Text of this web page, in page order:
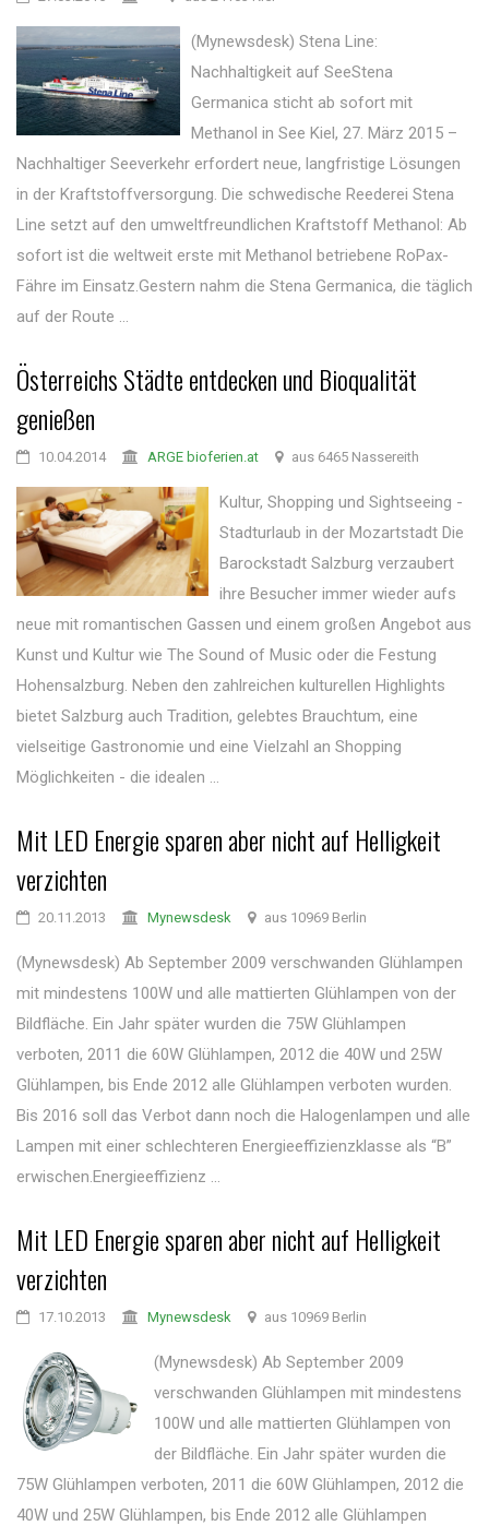
(Mynewsdesk) Stena Line:
Nachhaltigkeit auf SeeStena
Germanica sticht ab sofort mit
Methanol in See Kiel, 27. März 2015 –
Nachhaltiger Seeverkehr erfordert neue, langfristige Lösungen
in der Kraftstoffversorgung. Die schwedische Reederei Stena
Line setzt auf den umweltfreundlichen Kraftstoff Methanol: Ab
sofort ist die weltweit erste mit Methanol betriebene RoPax-
Fähre im Einsatz.Gestern nahm die Stena Germanica, die täglich
auf der Route ...
Österreichs Städte entdecken und Bioqualität
genießen
10.04.2014 ARGE bioferien.at aus 6465 Nassereith
Kultur, Shopping und Sightseeing -
Stadturlaub in der Mozartstadt Die
Barockstadt Salzburg verzaubert
ihre Besucher immer wieder aufs
neue mit romantischen Gassen und einem großen Angebot aus
Kunst und Kultur wie The Sound of Music oder die Festung
Hohensalzburg. Neben den zahlreichen kulturellen Highlights
bietet Salzburg auch Tradition, gelebtes Brauchtum, eine
vielseitige Gastronomie und eine Vielzahl an Shopping
Möglichkeiten - die idealen ...
Mit LED Energie sparen aber nicht auf Helligkeit
verzichten
20.11.2013 Mynewsdesk aus 10969 Berlin
(Mynewsdesk) Ab September 2009 verschwanden Glühlampen
mit mindestens 100W und alle mattierten Glühlampen von der
Bildfläche. Ein Jahr später wurden die 75W Glühlampen
verboten, 2011 die 60W Glühlampen, 2012 die 40W und 25W
Glühlampen, bis Ende 2012 alle Glühlampen verboten wurden.
Bis 2016 soll das Verbot dann noch die Halogenlampen und alle
Lampen mit einer schlechteren Energieeffizienzklasse als “B”
erwischen.Energieeffizienz ...
Mit LED Energie sparen aber nicht auf Helligkeit
verzichten
17.10.2013 Mynewsdesk aus 10969 Berlin
(Mynewsdesk) Ab September 2009
verschwanden Glühlampen mit mindestens
100W und alle mattierten Glühlampen von
der Bildfläche. Ein Jahr später wurden die
75W Glühlampen verboten, 2011 die 60W Glühlampen, 2012 die
40W und 25W Glühlampen, bis Ende 2012 alle Glühlampen